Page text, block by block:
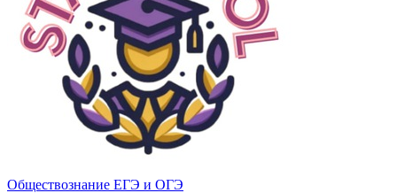
Обществознание ЕГЭ и ОГЭ